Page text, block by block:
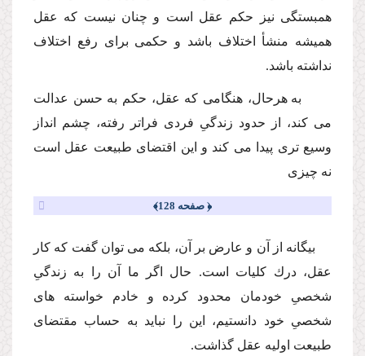
همبستگى نیز حكم عقل است و چنان نیست كه عقل
همیشه منشأ اختلاف باشد و حكمى براى رفع اختلاف
نداشته باشد.
به هرحال، هنگامى كه عقل، حكم به حسن عدالت
مى كند، از حدود زندگىِ فردى فراتر رفته، چشم انداز
وسیع ترى پیدا مى كند و این اقتضاى طبیعت عقل است
نه چیزى
﴿ صفحه 128﴾
بیگانه از آن و عارض بر آن، بلكه مى توان گفت كه كار
عقل، درك كلیات است. حال اگر ما آن را به زندگىِ
شخصىِ خودمان محدود كرده و خادم خواسته هاى
شخصىِ خود دانستیم، این را نباید به حساب مقتضاى
طبیعت اولیه عقل گذاشت.